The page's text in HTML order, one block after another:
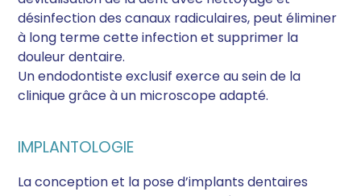
désinfection des canaux radiculaires, peut éliminer
à long terme cette infection et supprimer la
douleur dentaire.
Un endodontiste exclusif exerce au sein de la
clinique grâce à un microscope adapté.
IMPLANTOLOGIE
La conception et la pose d’implants dentaires